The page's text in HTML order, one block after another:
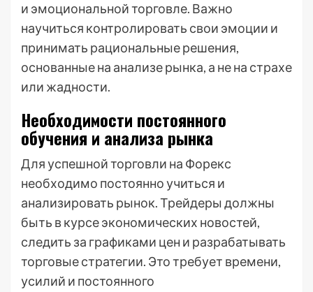
и эмоциональной торговле. Важно
научиться контролировать свои эмоции и
принимать рациональные решения,
основанные на анализе рынка, а не на страхе
или жадности.
Необходимости постоянного
обучения и анализа рынка
Для успешной торговли на Форекс
необходимо постоянно учиться и
анализировать рынок. Трейдеры должны
быть в курсе экономических новостей,
следить за графиками цен и разрабатывать
торговые стратегии. Это требует времени,
усилий и постоянного